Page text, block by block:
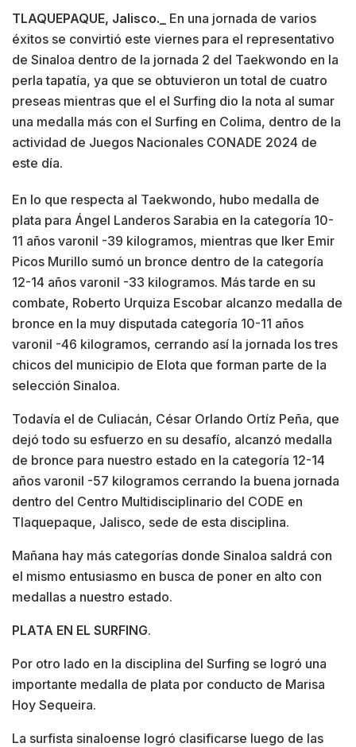
TLAQUEPAQUE, Jalisco._ En una jornada de varios
éxitos se convirtió este viernes para el representativo
de Sinaloa dentro de la jornada 2 del Taekwondo en la
perla tapatía, ya que se obtuvieron un total de cuatro
preseas mientras que el el Surfing dio la nota al sumar
una medalla más con el Surfing en Colima, dentro de la
actividad de Juegos Nacionales CONADE 2024 de
este día.
En lo que respecta al Taekwondo, hubo medalla de
plata para Ángel Landeros Sarabia en la categoría 10-
11 años varonil -39 kilogramos, mientras que Iker Emir
Picos Murillo sumó un bronce dentro de la categoría
12-14 años varonil -33 kilogramos. Más tarde en su
combate, Roberto Urquiza Escobar alcanzo medalla de
bronce en la muy disputada categoría 10-11 años
varonil -46 kilogramos, cerrando así la jornada los tres
chicos del municipio de Elota que forman parte de la
selección Sinaloa.
Todavía el de Culiacán, César Orlando Ortíz Peña, que
dejó todo su esfuerzo en su desafío, alcanzó medalla
de bronce para nuestro estado en la categoría 12-14
años varonil -57 kilogramos cerrando la buena jornada
dentro del Centro Multidisciplinario del CODE en
Tlaquepaque, Jalisco, sede de esta disciplina.
Mañana hay más categorías donde Sinaloa saldrá con
el mismo entusiasmo en busca de poner en alto con
medallas a nuestro estado.
PLATA EN EL SURFING.
Por otro lado en la disciplina del Surfing se logró una
importante medalla de plata por conducto de Marisa
Hoy Sequeira.
La surfista sinaloense logró clasificarse luego de las